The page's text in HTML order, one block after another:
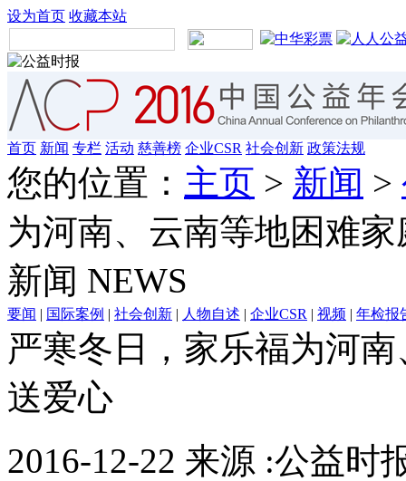
设为首页 收藏本站
首页 新闻 专栏 活动 慈善榜 企业CSR 社会创新 政策法规
您的位置： 主页 > 新闻 >
为河南、云南等地困难
新闻 NEWS
要闻 | 国际案例 | 社会创新 | 人物自述 | 企业CSR | 视频 | 年检报
严寒冬日，家乐福为河
送爱心
2016-12-22 来源 :公益时